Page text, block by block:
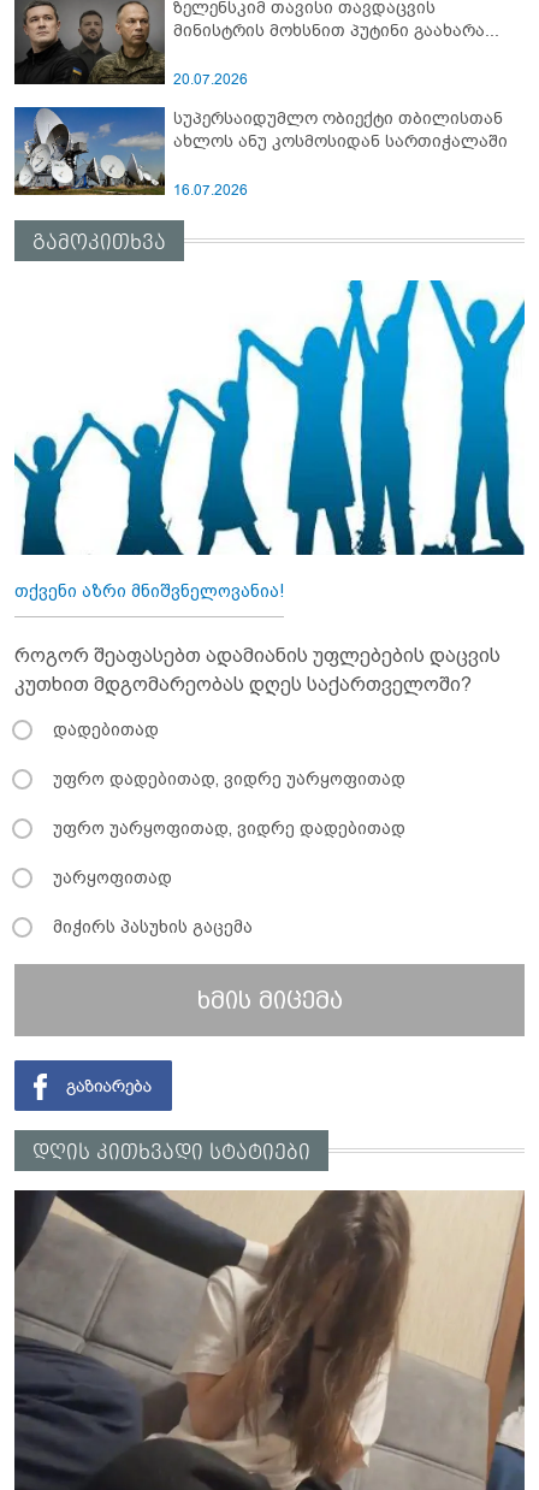
ზელენსკიმ თავისი თავდაცვის
მინისტრის მოხსნით პუტინი გაახარა...
20.07.2026
სუპერსაიდუმლო ობიექტი თბილისთან
ახლოს ანუ კოსმოსიდან სართიჭალაში
16.07.2026
გამოკითხვა
თქვენი აზრი მნიშვნელოვანია!
როგორ შეაფასებთ ადამიანის უფლებების დაცვის
კუთხით მდგომარეობას დღეს საქართველოში?
დადებითად
უფრო დადებითად, ვიდრე უარყოფითად
უფრო უარყოფითად, ვიდრე დადებითად
უარყოფითად
მიჭირს პასუხის გაცემა
ხმის მიცემა
დღის კითხვადი სტატიები